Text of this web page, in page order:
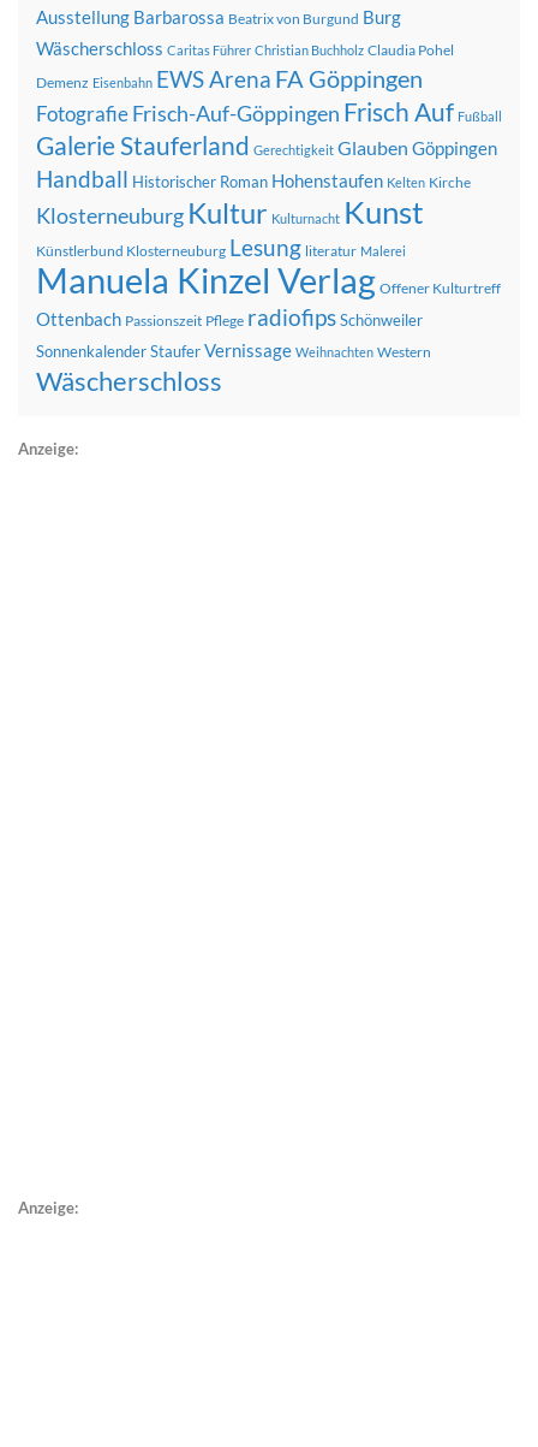
Ausstellung Barbarossa Beatrix von Burgund Burg
Wäscherschloss Caritas Führer Christian Buchholz Claudia Pohel
Demenz Eisenbahn EWS Arena FA Göppingen
FotografieFrisch-Auf-Göppingen Frisch Auf Fußball
Galerie Stauferland Gerechtigkeit Glauben Göppingen
Handball Historischer Roman Hohenstaufen Kelten Kirche
Klosterneuburg Kultur Kulturnacht Kunst
Künstlerbund Klosterneuburg Lesung literatur Malerei
Manuela Kinzel Verlag Offener Kulturtreff
Ottenbach Passionszeit Pflege radiofipsSchönweiler
SonnenkalenderStauferVernissage Weihnachten Western
Wäscherschloss
Anzeige:
Anzeige: